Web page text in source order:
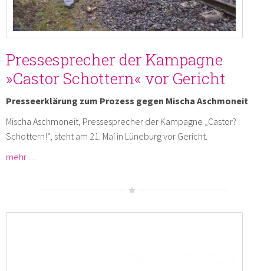
Pressesprecher der Kampagne
»Castor Schottern« vor Gericht
Presseerklärung zum Prozess gegen Mischa Aschmoneit
Mischa Aschmoneit, Pressesprecher der Kampagne „Castor?
Schottern!“, steht am 21. Mai in Lüneburg vor Gericht.
mehr …